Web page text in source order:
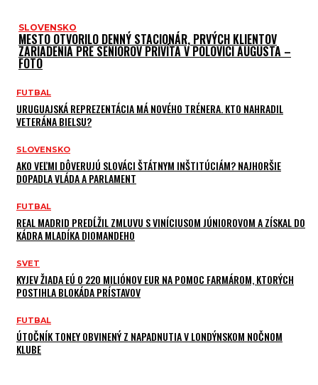
SLOVENSKO
MESTO OTVORILO DENNÝ STACIONÁR, PRVÝCH KLIENTOV
ZARIADENIA PRE SENIOROV PRIVÍTA V POLOVICI AUGUSTA –
FOTO
FUTBAL
URUGUAJSKÁ REPREZENTÁCIA MÁ NOVÉHO TRÉNERA. KTO NAHRADIL
VETERÁNA BIELSU?
SLOVENSKO
AKO VEĽMI DÔVERUJÚ SLOVÁCI ŠTÁTNYM INŠTITÚCIÁM? NAJHORŠIE
DOPADLA VLÁDA A PARLAMENT
FUTBAL
REAL MADRID PREDĹŽIL ZMLUVU S VINÍCIUSOM JÚNIOROVOM A ZÍSKAL DO
KÁDRA MLADÍKA DIOMANDEHO
SVET
KYJEV ŽIADA EÚ O 220 MILIÓNOV EUR NA POMOC FARMÁROM, KTORÝCH
POSTIHLA BLOKÁDA PRÍSTAVOV
FUTBAL
ÚTOČNÍK TONEY OBVINENÝ Z NAPADNUTIA V LONDÝNSKOM NOČNOM
KLUBE